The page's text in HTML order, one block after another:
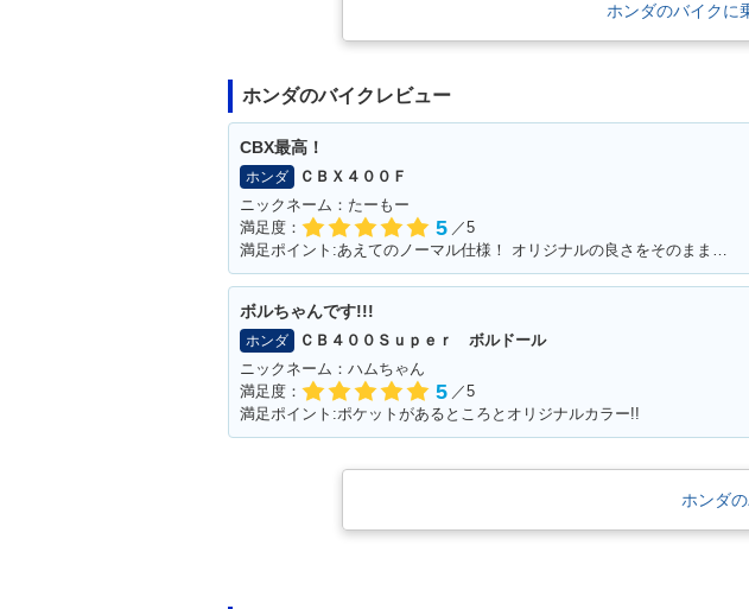
ホンダのバイクに
ホンダのバイクレビュー
CBX最高！
ホンダ
ＣＢＸ４００Ｆ
ニックネーム：たーもー
満足度：
5 ／5
満足ポイント:あえてのノーマル仕様！ オリジナルの良さをそのまま残して大事に乗って生きたい！！
ボルちゃんです!!!
ホンダ
ＣＢ４００Ｓｕｐｅｒ ボルドール
ニックネーム：ハムちゃん
満足度：
5 ／5
満足ポイント:ポケットがあるところとオリジナルカラー!!
ホンダ